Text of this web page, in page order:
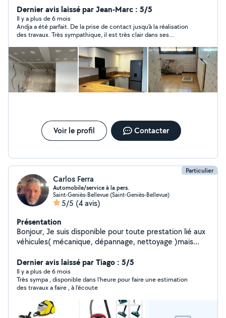
intérieur et extérieur et de vos pose de sol en lino
Dernier avis laissé par Jean-Marc : 5/5
Il y a plus de 6 mois
Andja a été parfait. De la prise de contact jusqu'à la réalisation
des travaux. Très sympathique, il est très clair dans ses
avant le début du chantier. Le travail est de qualité. Je
n'hésiterai pas à faire à nouveau appel à lui si nécessaire. Merci.
Voir le profil Contacter
Particulier
Carlos Ferra
Automobile/service à la pers.
Saint-Geniès-Bellevue (Saint-Geniès-Bellevue)
5/5 (4 avis)
Présentation
Bonjour, Je suis disponible pour toute prestation lié aux
véhicules( mécanique, dépannage, nettoyage )mais
industriel ou bien personnel. Je peu effectuer aussi le
transport de meuble ou autre via utilitaire J'ai aussi à
disposition du matériel à la location tél que : karcher,
shampouineuse, nettoyeur vapeur, aspirateur eau et
poussière, visseuse N hésitez pas à demander Travail
sérieux.
Dernier avis laissé par Tiago : 5/5
Il y a plus de 6 mois
Très sympa , disponible dans l’heure pour faire une estimation
des travaux a faire , à l’écoute